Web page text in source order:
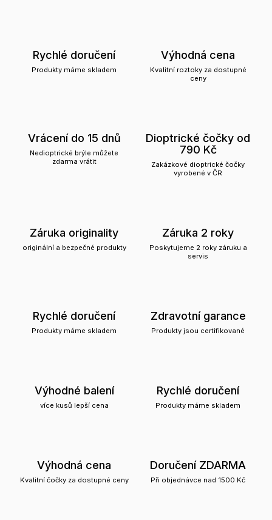
Rychlé doručení
Produkty máme skladem
Výhodná cena
Kvalitní roztoky za dostupné
ceny
Vrácení do 15 dnů
Nedioptrické brýle můžete
zdarma vrátit
Dioptrické čočky od
790 Kč
Zakázkové dioptrické čočky
vyrobené v ČR
Záruka originality
originální a bezpečné produkty
Záruka 2 roky
Poskytujeme 2 roky záruku a
servis
Rychlé doručení
Produkty máme skladem
Zdravotní garance
Produkty jsou certifikované
Výhodné balení
více kusů lepší cena
Rychlé doručení
Produkty máme skladem
Výhodná cena
Kvalitní čočky za dostupné ceny
Doručení ZDARMA
Při objednávce nad 1500 Kč